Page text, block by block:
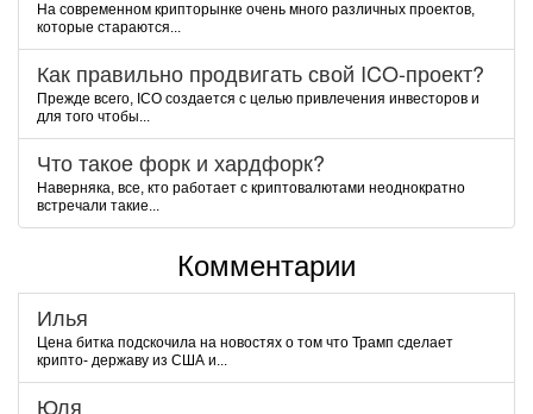
На современном крипторынке очень много различных проектов,
которые стараются...
Как правильно продвигать свой ICO-проект?
Прежде всего, ICO создается с целью привлечения инвесторов и
для того чтобы...
Что такое форк и хардфорк?
Наверняка, все, кто работает с криптовалютами неоднократно
встречали такие...
Комментарии
Илья
Цена битка подскочила на новостях о том что Трамп сделает
крипто- державу из США и...
Юля